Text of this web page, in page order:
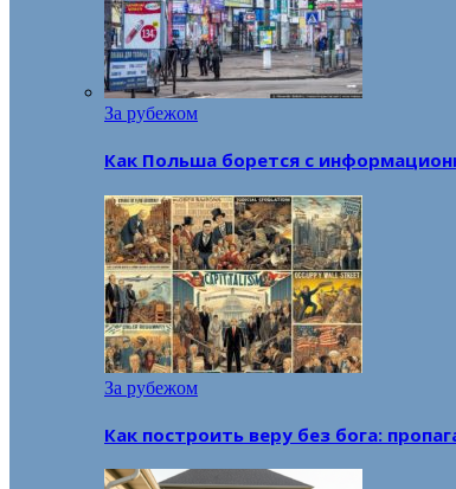
За рубежом
Как Польша борется с
За рубежом
Как построить веру без бога: